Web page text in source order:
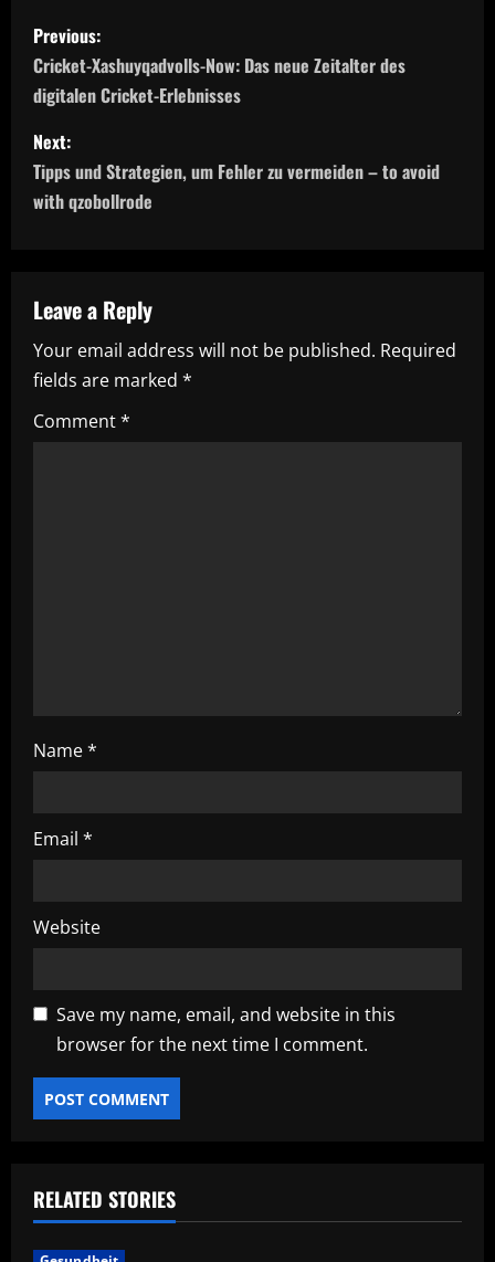
P
o
s
t
n
v
i
g
a
Previous:
Cricket-Xashuyqadvolls-Now: Das neue Zeitalter des
digitalen Cricket-Erlebnisses
Next:
Tipps und Strategien, um Fehler zu vermeiden – to avoid
with qzobollrode
Leave a Reply
Your email address will not be published. Required
fields are marked *
Comment*
Name*
Email *
Website
Save my name, email, and website in this
browser for the next time I comment.
RELATED STORIES